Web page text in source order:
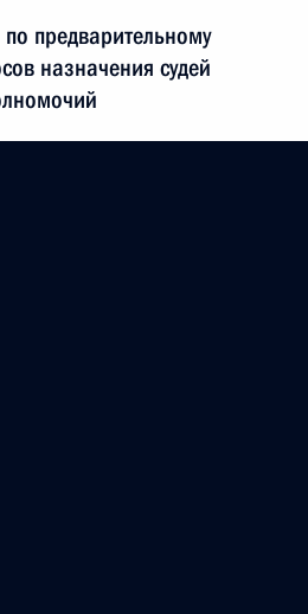
предварительному
назначения судей